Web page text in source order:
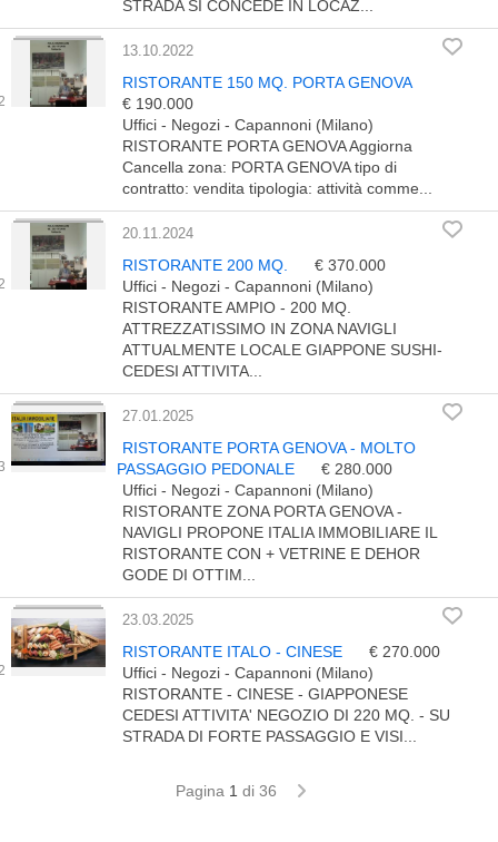
STRADA SI CONCEDE IN LOCAZ...
13.10.2022
RISTORANTE 150 MQ. PORTA GENOVA
€ 190.000
Uffici - Negozi - Capannoni (Milano)
RISTORANTE PORTA GENOVA Aggiorna
Cancella zona: PORTA GENOVA tipo di
contratto: vendita tipologia: attività comme...
20.11.2024
RISTORANTE 200 MQ.
€ 370.000
Uffici - Negozi - Capannoni (Milano)
RISTORANTE AMPIO - 200 MQ.
ATTREZZATISSIMO IN ZONA NAVIGLI
ATTUALMENTE LOCALE GIAPPONE SUSHI-
CEDESI ATTIVITA...
27.01.2025
RISTORANTE PORTA GENOVA - MOLTO
PASSAGGIO PEDONALE
€ 280.000
Uffici - Negozi - Capannoni (Milano)
RISTORANTE ZONA PORTA GENOVA -
NAVIGLI PROPONE ITALIA IMMOBILIARE IL
RISTORANTE CON + VETRINE E DEHOR
GODE DI OTTIM...
23.03.2025
RISTORANTE ITALO - CINESE
€ 270.000
Uffici - Negozi - Capannoni (Milano)
RISTORANTE - CINESE - GIAPPONESE
CEDESI ATTIVITA' NEGOZIO DI 220 MQ. - SU
STRADA DI FORTE PASSAGGIO E VISI...
Pagina 1 di 36